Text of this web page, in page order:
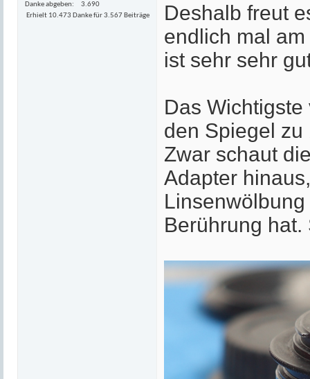
Danke abgeben
3.690
Erhielt 10.473 Danke für 3.567 Beiträge
Deshalb freut
endlich mal
ist sehr sehr
Das
den Spiegel zu
Zwar schaut
Adapter
Berührung